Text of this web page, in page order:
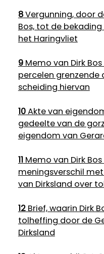
8Vergunning, door
Bos, tot de
het Haringvliet
9Memo van Dirk
percelen grenzende
scheiding hiervan
10Akte van
gedeelte van de
eigendom van
11Memo van Dirk Bos
meningsverschil
van Dirksland over
12Brief, waarin Dirk
tolheffing door de
Dirksland